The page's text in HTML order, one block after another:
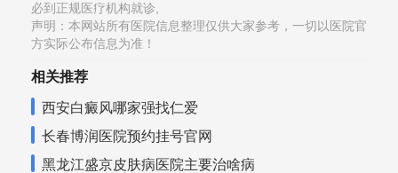
必到正规医疗机构就诊,
声明：本网站所有医院信息整理仅供大家参考，一切以医院官
方实际公布信息为准！
相关推荐
西安白癜风哪家强找仁爱
长春博润医院预约挂号官网
黑龙江盛京皮肤病医院主要治啥病